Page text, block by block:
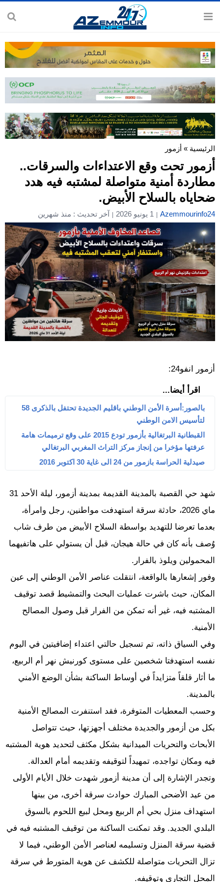
الرئيسية » أزمور
أزمور تحت وقع الاعتداءات والسرقات..
مطاردة أمنية متواصلة لمشتبه فيه هدد
ضحاياه بالسلاح الأبيض.
Azemmourinfo24 1 يونيو 2026 آخر تحديث : منذ شهرين
أزمور انفو24:
اقرأ أيضا...
بالصور:أسرة الأمن الوطني باقليم الجديدة تحتفل بالذكرى 58
لتأسيس الامن الوطني
القبطانية البرتغالية بأزمور تودع 2015 على وقع ترميمات هامة
عرفتها مؤخرا من إنجاز مركز التراث المغربي البرتغالي
صيدلية الحراسة بازمور من 24 الى غاية 30 اكتوبر 2016
شهد حي القصبة بالمدينة القديمة بمدينة أزمور، ليلة الأحد 31
ماي 2026، حادثة سرقة استهدفت مواطنين، رجل وامرأة،
بعدما تعرضا للتهديد بواسطة السلاح الأبيض من طرف شاب
وُصف بأنه كان في حالة هيجان، قبل أن يستولي على هاتفيهما
المحمولين ويلوذ بالفرار.
وفور إشعارها بالواقعة، انتقلت عناصر الأمن الوطني إلى عين
المكان، حيث باشرت عمليات البحث والتمشيط قصد توقيف
المشتبه فيه، غير أنه تمكن من الفرار قبل وصول المصالح
الأمنية.
وفي السياق ذاته، تم تسجيل حالتي اعتداء إضافيتين في اليوم
نفسه استهدفتا شخصين على مستوى كورنيش نهر أم الربيع،
ما أثار قلقاً متزايداً في أوساط الساكنة بشأن الوضع الأمني
بالمدينة.
وحسب المعطيات المتوفرة، فقد استنفرت المصالح الأمنية
بكل من أزمور والجديدة مختلف أجهزتها، حيث تتواصل
الأبحاث والتحريات الميدانية بشكل مكثف لتحديد هوية المشتبه
فيه ومكان تواجده، تمهيداً لتوقيفه وتقديمه أمام العدالة.
وتجدر الإشارة إلى أن مدينة أزمور شهدت خلال الأيام الأولى
من عيد الأضحى المبارك حوادث سرقة أخرى، من بينها
استهداف منزل بحي أم الربيع ومحل لبيع اللحوم بالسوق
البلدي الجديد. وقد تمكنت الساكنة من توقيف المشتبه فيه في
قضية سرقة المنزل وتسليمه لعناصر الأمن الوطني، فيما لا
تزال التحريات متواصلة للكشف عن هوية المتورط في سرقة
المحل التجاري وتوقيفه.